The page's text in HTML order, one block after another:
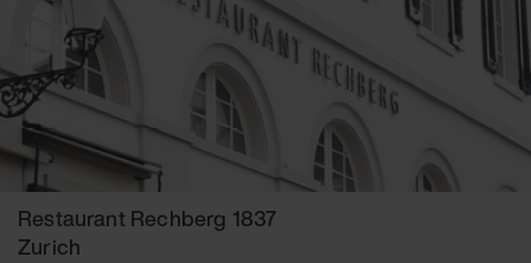
Restaurant Rechberg 1837
Zurich